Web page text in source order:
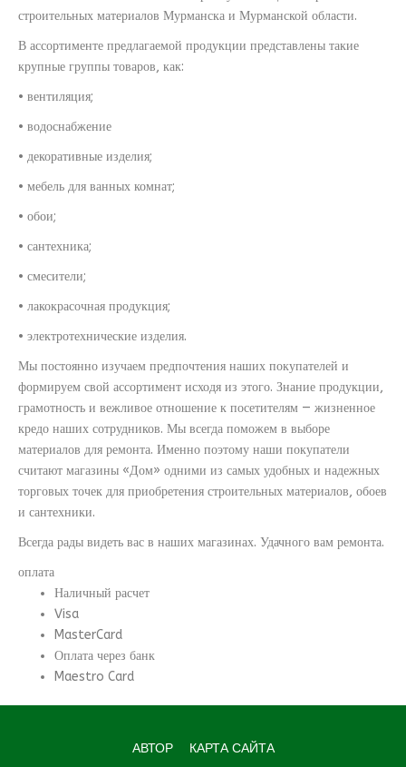
строительных материалов Мурманска и Мурманской области.
В ассортименте предлагаемой продукции представлены такие
крупные группы товаров, как:
• вентиляция;
• водоснабжение
• декоративные изделия;
• мебель для ванных комнат;
• обои;
• сантехника;
• смесители;
• лакокрасочная продукция;
• электротехнические изделия.
Мы постоянно изучаем предпочтения наших покупателей и
формируем свой ассортимент исходя из этого. Знание продукции,
грамотность и вежливое отношение к посетителям — жизненное
кредо наших сотрудников. Мы всегда поможем в выборе
материалов для ремонта. Именно поэтому наши покупатели
считают магазины «Дом» одними из самых удобных и надежных
торговых точек для приобретения строительных материалов, обоев
и сантехники.
Всегда рады видеть вас в наших магазинах. Удачного вам ремонта.
оплата
Наличный расчет
Visa
MasterCard
Оплата через банк
Maestro Card
АВТОР КАРТА САЙТА